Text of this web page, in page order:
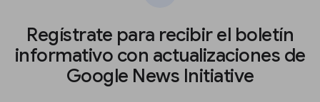
Regístrate para recibir el boletín
informativo con actualizaciones de
Google News Initiative